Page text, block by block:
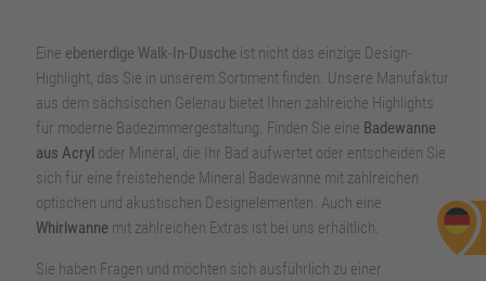
Eine ebenerdige Walk-In-Dusche ist nicht das einzige Design-
Highlight, das Sie in unserem Sortiment finden. Unsere Manufaktur
aus dem sächsischen Gelenau bietet Ihnen zahlreiche Highlights
für moderne Badezimmergestaltung. Finden Sie eine Badewanne
aus Acryl oder Mineral, die Ihr Bad aufwertet oder entscheiden Sie
sich für eine freistehende Mineral Badewanne mit zahlreichen
optischen und akustischen Designelementen. Auch eine
Whirlwannemit zahlreichen Extras ist bei uns erhältlich.
Sie haben Fragen und möchten sich ausführlich zu einer